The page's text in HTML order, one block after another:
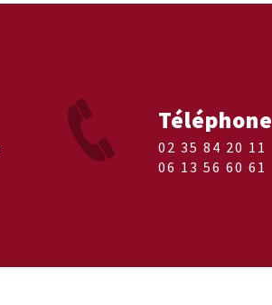
Téléphone
02 35 84 20 11
06 13 56 60 61